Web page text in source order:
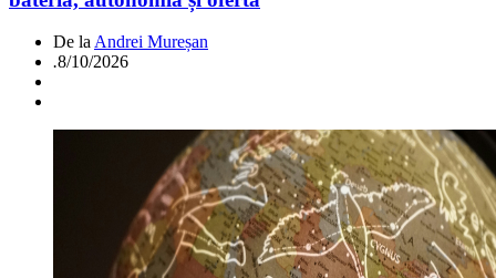
De laAndrei Mureșan
.8/10/2026